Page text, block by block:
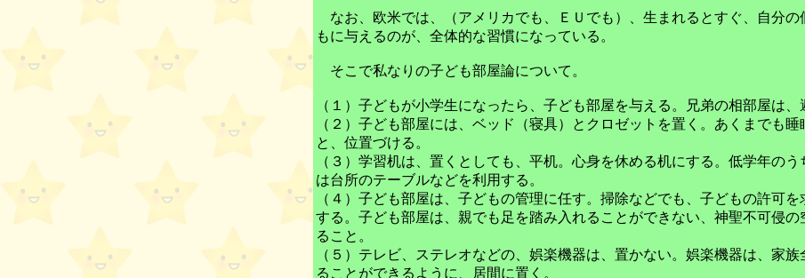
なお、欧米では、（アメリカでも、ＥＵでも）、生まれるとすぐ、自分の
もに与えるのが、全体的な習慣になっている。
そこで私なりの子ども部屋論について。
（１）子どもが小学生になったら、子ども部屋を与える。兄弟の相部屋は、
（２）子ども部屋には、ベッド（寝具）とクロゼットを置く。あくまでも睡
と、位置づける。
（３）学習机は、置くとしても、平机。心身を休める机にする。低学年のう
は台所のテーブルなどを利用する。
（４）子ども部屋は、子どもの管理に任す。掃除などでも、子どもの許可を
する。子ども部屋は、親でも足を踏み入れることができない、神聖不可侵の
ること。
（５）テレビ、ステレオなどの、娯楽機器は、置かない。娯楽機器は、家族
ることができるように、居間に置く。